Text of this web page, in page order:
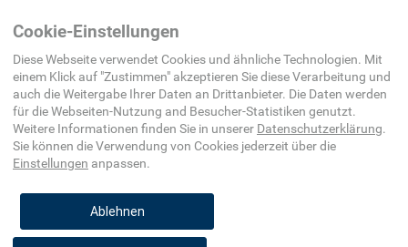
und
Prozessleittechnik
(polumschaltbar,
IEC)
Bemessungsleistung, kW
Bemessungsspannung, V
Synchrondrehzahl bei 50 Hz, 1/min
Cookie-Einstellungen
Diese Webseite verwendet Cookies und ähnliche Technologien. Mit
einem Klick auf "Zustimmen" akzeptieren Sie diese Verarbeitung und
auch die Weitergabe Ihrer Daten an Drittanbieter. Die Daten werden
für dieWebseiten-Nutzung and Besucher-Statistiken genutzt.
Weitere Informationen finden Sie in unserer Datenschutzerklärung.
Sie können die Verwendung von Cookies jederzeit über die
Einstellungen anpassen.
Ablehnen